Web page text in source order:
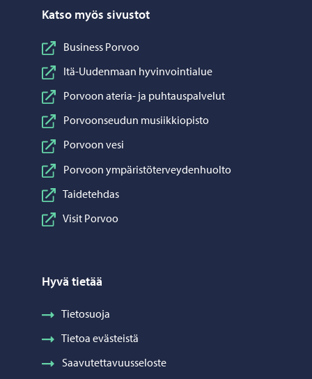
Katso myös sivustot
Business Porvoo
Itä-Uudenmaan hyvinvointialue
Porvoon ateria- ja puhtauspalvelut
Porvoonseudun musiikkiopisto
Porvoon vesi
Porvoon ympäristöterveydenhuolto
Taidetehdas
Visit Porvoo
Hyvä tietää
Tietosuoja
Tietoa evästeistä
Saavutettavuusseloste